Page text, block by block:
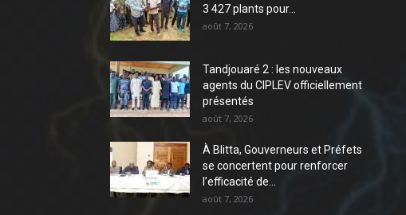
3 427 plants pour...
août 7, 2026
Tandjouaré 2 : les nouveaux
agents du CIPLEV officiellement
présentés
août 7, 2026
À Blitta, Gouverneurs et Préfets
se concertent pour renforcer
l’efficacité de...
août 7, 2026